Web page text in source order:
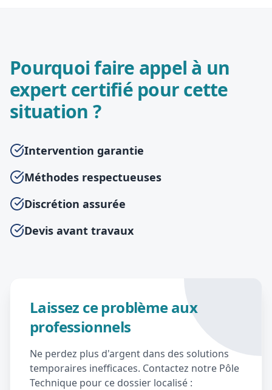
Pourquoi faire appel à un
expert certifié pour cette
situation ?
Intervention garantie
Méthodes respectueuses
Discrétion assurée
Devis avant travaux
Laissez ce problème aux
professionnels
Ne perdez plus d'argent dans des solutions
temporaires inefficaces. Contactez notre Pôle
Technique pour ce dossier localisé :